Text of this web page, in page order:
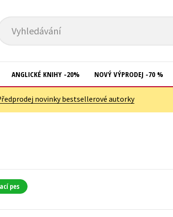
Vyhledávání
ANGLICKÉ KNIHY -20% NOVÝ VÝPRODEJ -70 %
novinky bestsellerové autorky
pes